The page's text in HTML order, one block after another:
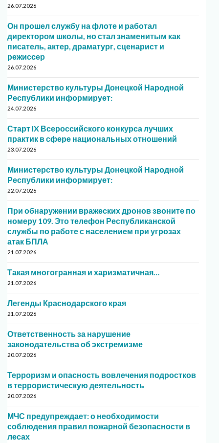
26.07.2026
Он прошел службу на флоте и работал
директором школы, но стал знаменитым как
писатель, актер, драматург, сценарист и
режиссер
26.07.2026
Министерство культуры Донецкой Народной
Республики информирует:
24.07.2026
Старт IX Всероссийского конкурса лучших
практик в сфере национальных отношений
23.07.2026
Министерство культуры Донецкой Народной
Республики информирует:
22.07.2026
При обнаружении вражеских дронов звоните по
номеру 109. Это телефон Республиканской
службы по работе с населением при угрозах
атак БПЛА
21.07.2026
Такая многогранная и харизматичная…
21.07.2026
Легенды Краснодарского края
21.07.2026
Ответственность за нарушение
законодательства об экстремизме
20.07.2026
Терроризм и опасность вовлечения подростков
в террористическую деятельность
20.07.2026
МЧС предупреждает: о необходимости
соблюдения правил пожарной безопасности в
лесах